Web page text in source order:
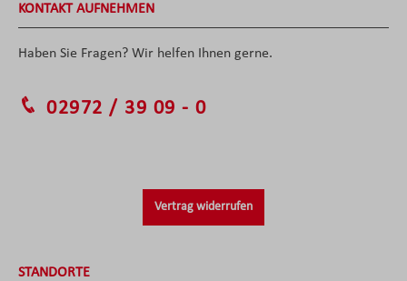
KONTAKT AUFNEHMEN
Haben Sie Fragen? Wir helfen Ihnen gerne.
02972 / 39 09 - 0
Vertrag widerrufen
STANDORTE